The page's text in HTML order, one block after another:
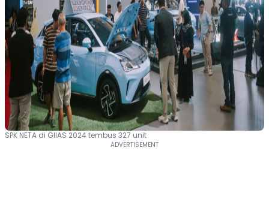
SPK NETA di GIIAS 2024 tembus 327 unit